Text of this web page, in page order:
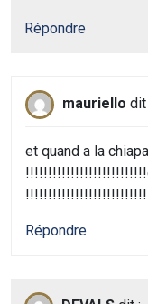
Répondre
mauriello dit
et quand a la
!!!!!!!!!!!!!!!!!!!!!!!!!!!
Répondre